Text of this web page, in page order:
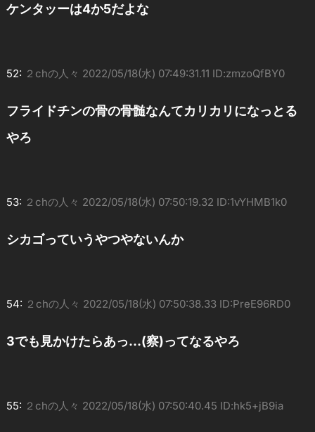
ケンタッーは4か5だよな
52: ２chの人々 2022/05/18(水) 07:49:31.11 ID:zmzoQfBY0
フライドチンの骨の骨髄なんてカリカリになっとる
やろ
53: ２chの人々 2022/05/18(水) 07:50:19.32 ID:1vYHMB1k0
シカゴっていうやつやないんか
54: ２chの人々 2022/05/18(水) 07:50:38.33 ID:PreE96RD0
3でも見かけたらあっ…(察)ってなるやろ
55: ２chの人々 2022/05/18(水) 07:50:40.45 ID:hk5+jB9ia